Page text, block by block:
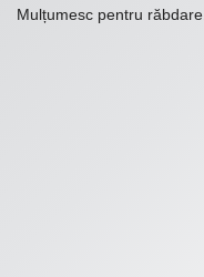
Mulțumesc pentru